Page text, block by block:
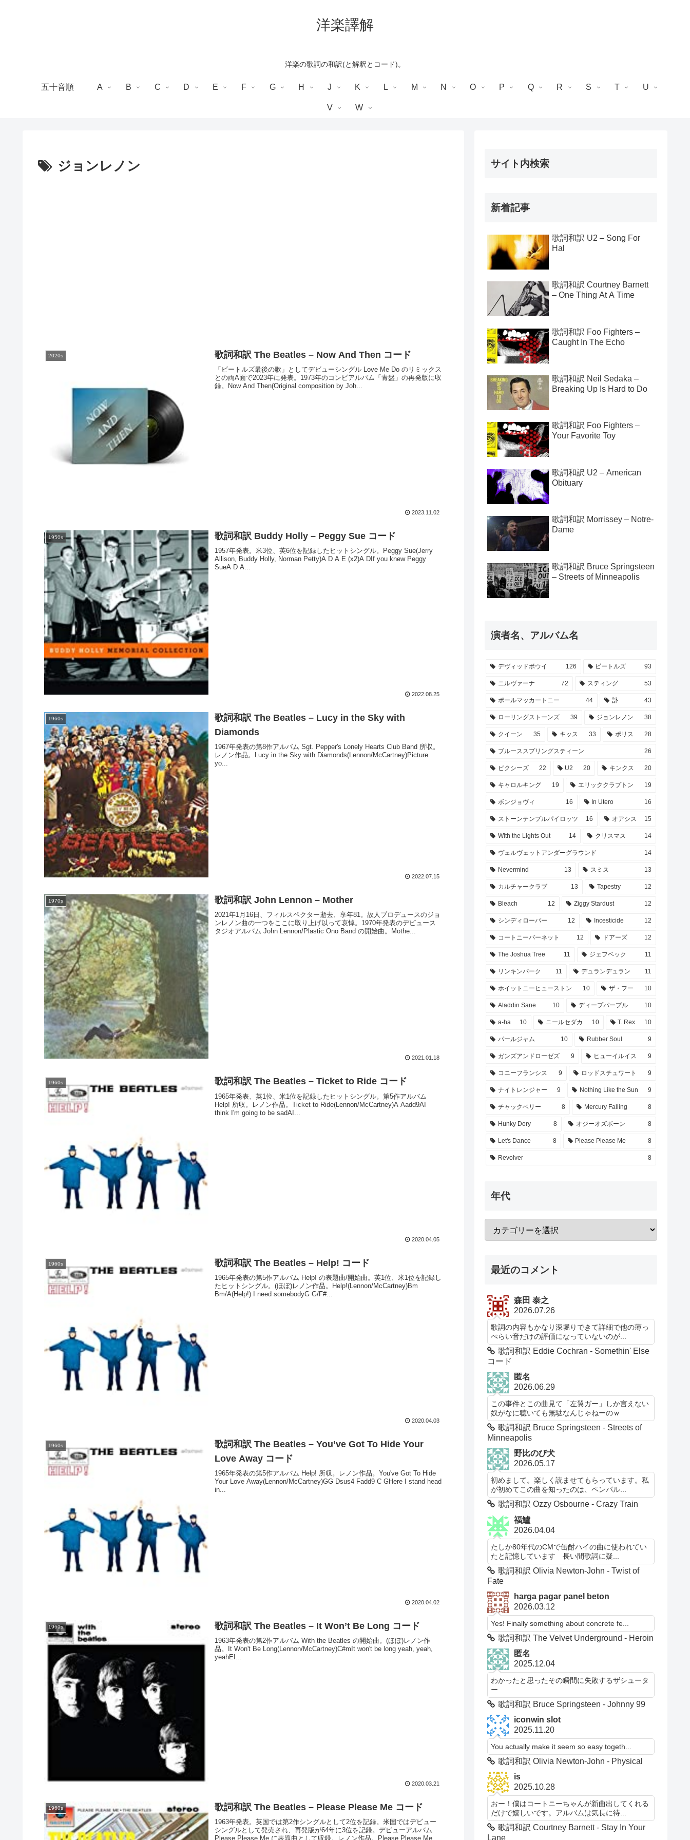
洋楽譯解
洋楽の歌詞の和訳(と解釈とコード)。
五十音順 A B C D E F G H J K L M N O P Q R S T U
V W
ジョンレノン
2020s 歌詞和訳 The Beatles – Now And Then コード
「ビートルズ最後の歌」としてデビューシングル Love Me Do のリミックス
との両A面で2023年に発表。1973年のコンピアルバム「青盤」の再発版に収
録。Now And Then(Original composition by Joh...
2023.11.02
1950s 歌詞和訳 Buddy Holly – Peggy Sue コード
1957年発表。米3位、英6位を記録したヒットシングル。Peggy Sue(Jerry
Allison, Buddy Holly, Norman Petty)A D A E (x2)A DIf you knew Peggy
SueA D A...
2022.08.25
1960s
歌詞和訳 The Beatles – Lucy in the Sky with
Diamonds
1967年発表の第8作アルバム Sgt. Pepper's Lonely Hearts Club Band 所収。
レノン作品。Lucy in the Sky with Diamonds(Lennon/McCartney)Picture
yo...
2022.07.15
1970s 歌詞和訳 John Lennon – Mother
2021年1月16日、フィルスペクター逝去、享年81。故人プロデュースのジョ
ンレノン曲の一つをここに取り上げ以って哀悼。1970年発表のデビュース
タジオアルバム John Lennon/Plastic Ono Band の開始曲。Mothe...
2021.01.18
1960s 歌詞和訳 The Beatles – Ticket to Ride コード
1965年発表、英1位、米1位を記録したヒットシングル。第5作アルバム
Help! 所収。レノン作品。Ticket to Ride(Lennon/McCartney)A Aadd9AI
think I'm going to be sadAI...
2020.04.05
1960s 歌詞和訳 The Beatles – Help! コード
1965年発表の第5作アルバム Help! の表題曲/開始曲。英1位、米1位を記録し
たヒットシングル。(ほぼ)レノン作品。Help!(Lennon/McCartney)Bm
Bm/A(Help!) I need somebodyG G/F#...
2020.04.03
1960s
歌詞和訳 The Beatles – You’ve Got To Hide Your
Love Away コード
1965年発表の第5作アルバム Help! 所収。レノン作品。You've Got To Hide
Your Love Away(Lennon/McCartney)GG Dsus4 Fadd9 C GHere I stand head
in...
2020.04.02
1960s 歌詞和訳 The Beatles – It Won’t Be Long コード
1963年発表の第2作アルバム With the Beatles の開始曲。(ほぼ)レノン作
品。It Won't Be Long(Lennon/McCartney)C#mIt won't be long yeah, yeah,
yeahEI...
2020.03.21
1960s 歌詞和訳 The Beatles – Please Please Me コード
1963年発表。英国では第2作シングルとして2位を記録。米国ではデビュー
シングルとして発売され、再発版が64年に3位を記録。デビューアルバム
Please Please Me に表題曲として収録。レノン作品。Please Please Me...
サイト内検索
新着記事
歌詞和訳 U2 – Song For
Hal
歌詞和訳 Courtney Barnett
– One Thing At A Time
歌詞和訳 Foo Fighters –
Caught In The Echo
歌詞和訳 Neil Sedaka –
Breaking Up Is Hard to Do
歌詞和訳 Foo Fighters –
Your Favorite Toy
歌詞和訳 U2 – American
Obituary
歌詞和訳 Morrissey – Notre-
Dame
歌詞和訳 Bruce Springsteen
– Streets of Minneapolis
演者名、アルバム名
デヴィッドボウイ 126 ビートルズ 93
ニルヴァーナ 72 スティング 53
ポールマッカートニー 44 訃 43
ローリングストーンズ 39 ジョンレノン 38
クイーン 35 キッス 33 ポリス 28
ブルーススプリングスティーン 26
ピクシーズ 22 U2 20 キンクス 20
キャロルキング 19 エリッククラプトン 19
ボンジョヴィ 16 In Utero 16
ストーンテンプルパイロッツ 16 オアシス 15
With the Lights Out 14 クリスマス 14
ヴェルヴェットアンダーグラウンド 14
Nevermind 13 スミス 13
カルチャークラブ 13 Tapestry 12
Bleach 12 Ziggy Stardust 12
シンディローパー 12 Incesticide 12
コートニーバーネット 12 ドアーズ 12
The Joshua Tree 11 ジェフベック 11
リンキンパーク 11 デュランデュラン 11
ホイットニーヒューストン 10 ザ・フー 10
Aladdin Sane 10 ディープパープル 10
a-ha 10 ニールセダカ 10 T. Rex 10
パールジャム 10 Rubber Soul 9
ガンズアンドローゼズ 9 ヒューイルイス 9
コニーフランシス 9 ロッドスチュワート 9
ナイトレンジャー 9 Nothing Like the Sun 9
チャックベリー 8 Mercury Falling 8
Hunky Dory 8 オジーオズボーン 8
Let's Dance 8 Please Please Me 8
Revolver 8
年代
最近のコメント
森田 泰之
2026.07.26
歌詞の内容もかなり深堀りできて詳細で他の薄っ
ぺらい音だけの評価になっていないのが...
歌詞和訳 Eddie Cochran - Somethin' Else
コード
匿名
2026.06.29
この事件とこの曲見て「左翼ガー」しか言えない
奴がなに聴いても無駄なんじゃねーのｗ
歌詞和訳 Bruce Springsteen - Streets of
Minneapolis
野比のび犬
2026.05.17
初めまして。楽しく読ませてもらっています。私
が初めてこの曲を知ったのは、ペンパル...
歌詞和訳 Ozzy Osbourne - Crazy Train
福鱸
2026.04.04
たしか80年代のCMで缶酎ハイの曲に使われてい
たと記憶しています 長い間歌詞に疑...
歌詞和訳 Olivia Newton-John - Twist of
Fate
harga pagar panel beton
2026.03.12
Yes! Finally something about concrete fe...
歌詞和訳 The Velvet Underground - Heroin
匿名
2025.12.04
わかったと思ったその瞬間に失敗するザシュータ
ー
歌詞和訳 Bruce Springsteen - Johnny 99
iconwin slot
2025.11.20
You actually make it seem so easy togeth...
歌詞和訳 Olivia Newton-John - Physical
is
2025.10.28
おー！僕はコートニーちゃんが新曲出してくれる
だけで嬉しいです。アルバムは気長に待...
歌詞和訳 Courtney Barnett - Stay In Your
Lane